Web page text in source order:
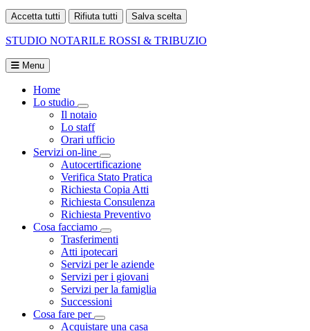
Accetta tutti Rifiuta tutti Salva scelta
STUDIO NOTARILE ROSSI & TRIBUZIO
Menu
Home
Lo studio
Visualizza menù di secondo livello
Il notaio
Lo staff
Orari ufficio
Servizi on-line
Visualizza menù di secondo livello
Autocertificazione
Verifica Stato Pratica
Richiesta Copia Atti
Richiesta Consulenza
Richiesta Preventivo
Cosa facciamo
Visualizza menù di secondo livello
Trasferimenti
Atti ipotecari
Servizi per le aziende
Servizi per i giovani
Servizi per la famiglia
Successioni
Cosa fare per
Visualizza menù di secondo livello
Acquistare una casa